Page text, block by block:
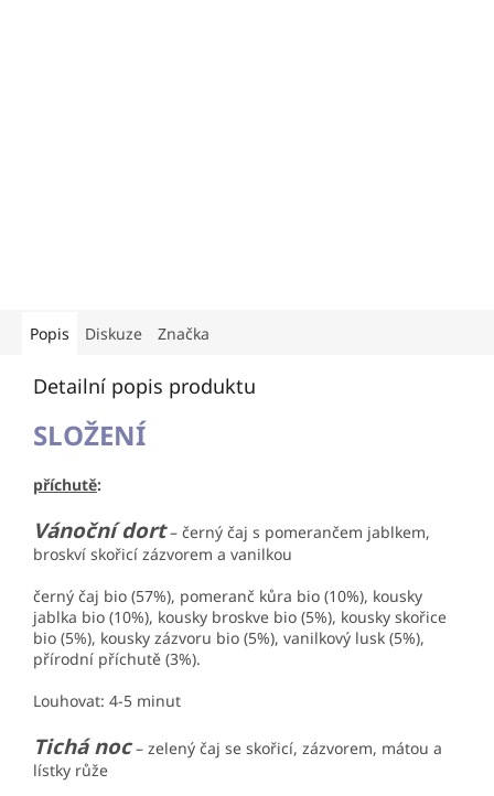
Popis Diskuze Značka
Detailní popis produktu
SLOŽENÍ
příchutě:
Vánoční dort– černý čaj s pomerančem jablkem,
broskví skořicí zázvorem a vanilkou
černý čaj bio (57%), pomeranč kůra bio (10%), kousky
jablka bio (10%), kousky broskve bio (5%), kousky skořice
bio (5%), kousky zázvoru bio (5%), vanilkový lusk (5%),
přírodní příchutě (3%).
Louhovat: 4-5 minut
Tichá noc– zelený čaj se skořicí, zázvorem, mátou a
lístky růže